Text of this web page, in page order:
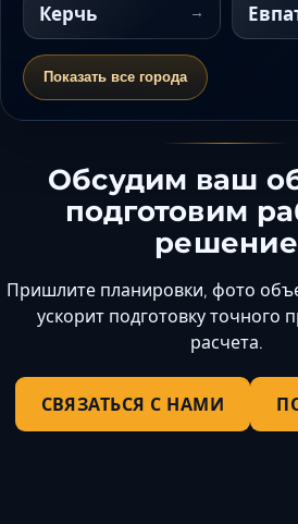
Керчь
Показать все города
Обсудим ваш
подготовим
решение
Пришлите планировки, фото
ускорит подготовку точного
расчета.
СВЯЗАТЬСЯ С НАМИ